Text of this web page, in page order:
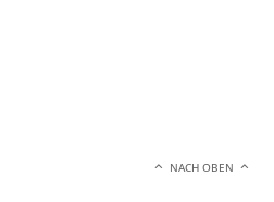
NACH OBEN